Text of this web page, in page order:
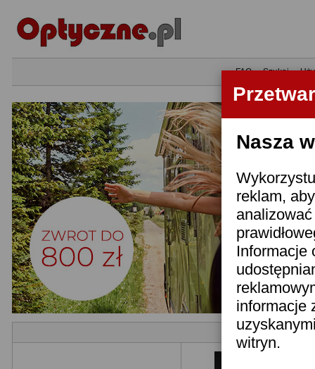
Nasza
reklam,
Informacje
informacje
witryn.
•FAQ•Szukaj•